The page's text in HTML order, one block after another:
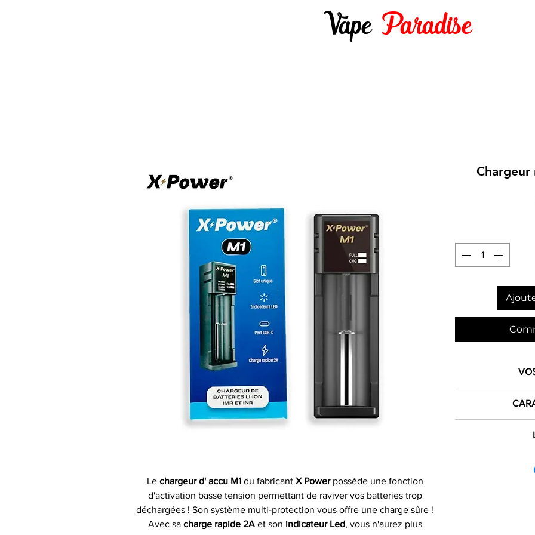
VapeParadise
Le chargeur d' accu M1du fabricant X Powerpossède une fonction
d'activation basse tension permettant de raviver vos batteries trop
déchargées ! Son système multi-protection vous offre une charge sûre !
Avec sa charge rapide 2Aet son indicateur Led, vous n'aurez plus
Chargeur
crédité
Type de